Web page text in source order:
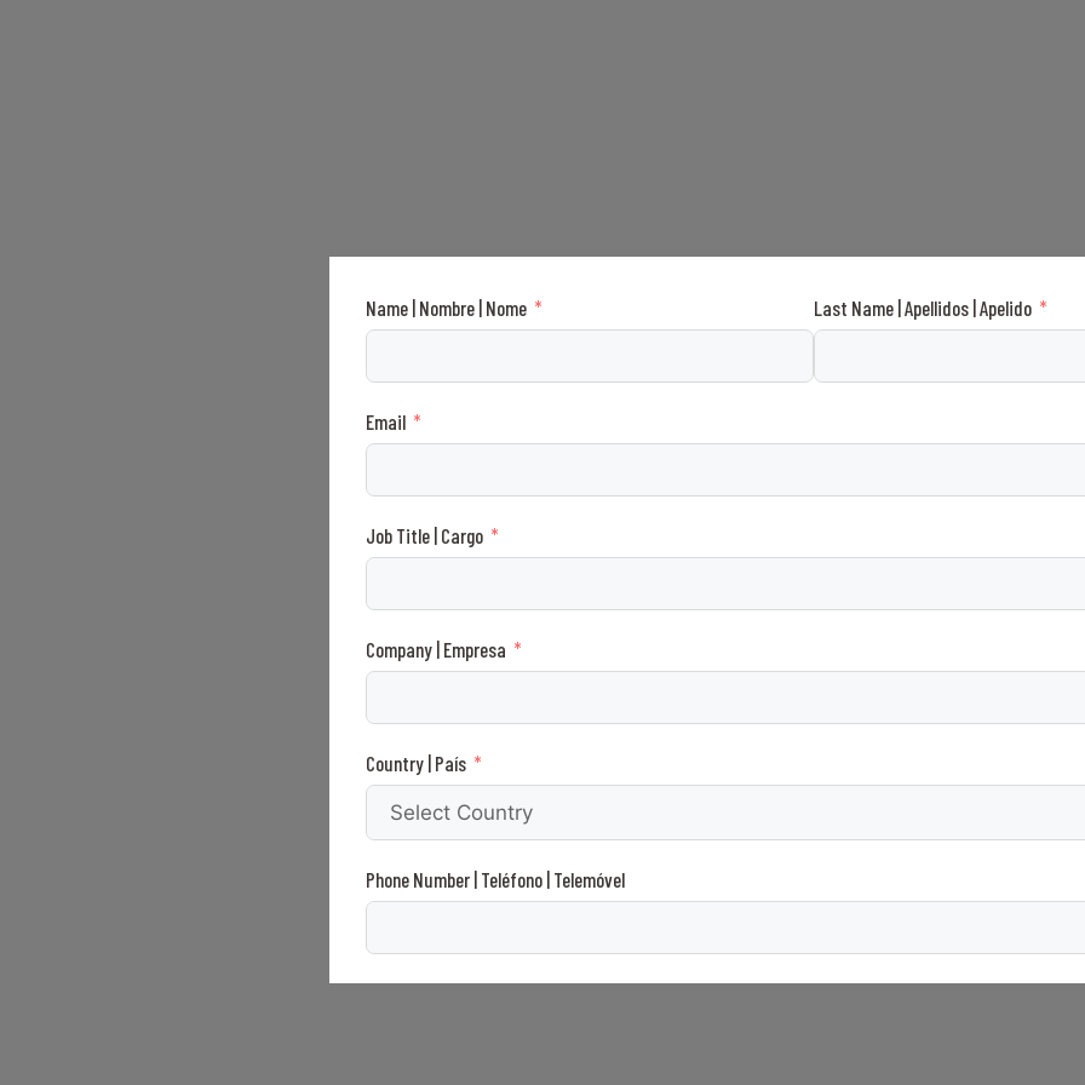
Name | Nombre | Nome Last Name | Apellidos | Apelido
Email
Job Title | Cargo
Company | Empresa
Country | País
Phone Number | Teléfono | Telemóvel